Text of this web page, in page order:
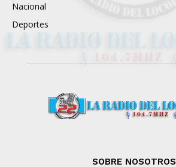
Nacional
Deportes
SOBRE NOSOTROS